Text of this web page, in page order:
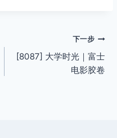
下一步
[8087] 大学时光｜富士
电影胶卷